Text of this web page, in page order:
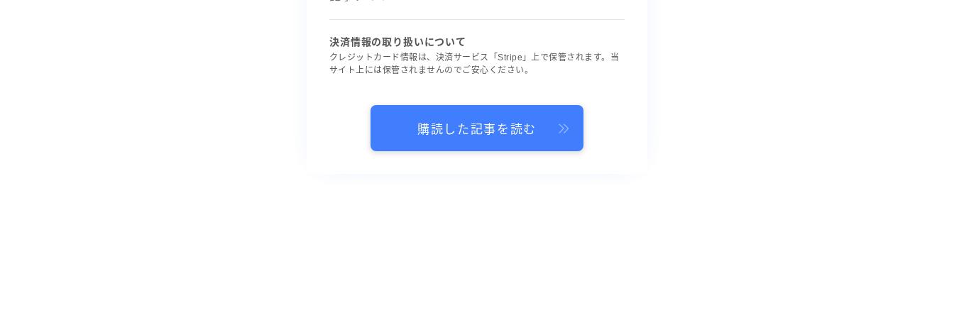
決済情報の取り扱いについて
クレジットカード情報は、決済サービス「Stripe」上で保管されます。当
サイト上には保管されませんのでご安心ください。
購読した記事を読む